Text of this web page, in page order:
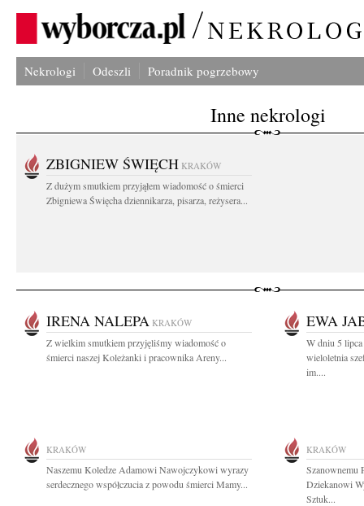
Nekrologi Odeszli Poradnik pogrzebowy
Inne nekrologi
ZBIGNIEW ŚWIĘCH KRAKÓW
Z dużym smutkiem przyjąłem wiadomość o śmierci
Zbigniewa Święcha dziennikarza, pisarza, reżysera...
IRENA NALEPA KRAKÓW
Z wielkim smutkiem przyjęliśmy wiadomość o
śmierci naszej Koleżanki i pracownika Areny...
EWA
W dniu 5 lipca
wieloletnia
im....
KRAKÓW
Naszemu Koledze Adamowi Nawojczykowi wyrazy
serdecznego współczucia z powodu śmierci Mamy...
KRAKÓW
Szanownemu
Dziekanowi
Sztuk...